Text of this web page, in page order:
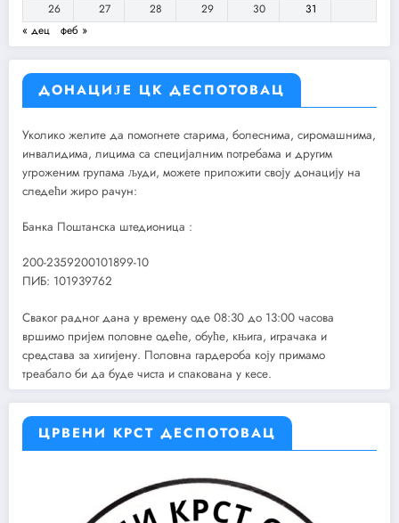
26
27 28 29 30
31
« дец
феб »
ДОНАЦИЈЕ ЦК ДЕСПОТОВАЦ
Уколико желите да помогнете старима, болеснима, сиромашнима,
инвалидима, лицима са специјалним потребама и другим
угроженим групама људи, можете приложити своју донацију на
следећи жиро рачун:
Банка Поштанска штедионица :
200-2359200101899-10
ПИБ: 101939762
Сваког радног дана у времену оде 08:30 до 13:00 часова
вршимо пријем половне одеће, обуће, књига, играчака и
средстава за хигијену. Половна гардероба коју примамо
треабало би да буде чиста и спакована у кесе.
ЦРВЕНИ КРСТ ДЕСПОТОВАЦ